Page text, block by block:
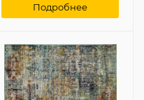
Подробнее